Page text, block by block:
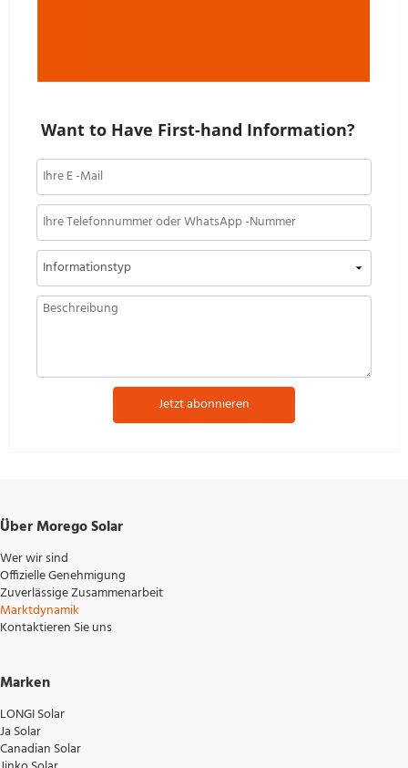
Want to Have First-hand Information?
Jetzt abonnieren
Über Morego Solar
Wer wir sind
Offizielle Genehmigung
Zuverlässige Zusammenarbeit
Marktdynamik
Kontaktieren Sie uns
Marken
LONGI Solar
Ja Solar
Canadian Solar